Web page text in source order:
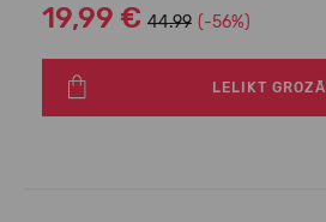
19,99 € 44.99 (-56%)
LELIKT GROZĀ